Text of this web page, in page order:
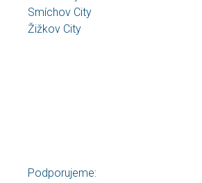
Smíchov City
Žižkov City
Podporujeme: